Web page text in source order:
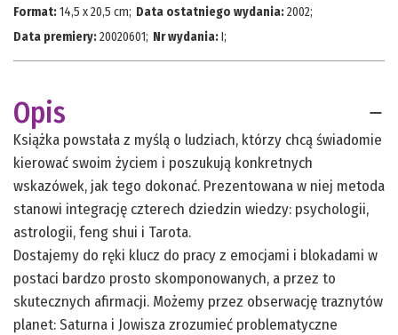
Format:14,5 x 20,5 cm; Data ostatniego wydania:2002;
Data premiery:20020601; Nr wydania:I;
Opis
Książka powstała z myślą o ludziach, którzy chcą świadomie
kierować swoim życiem i poszukują konkretnych
wskazówek, jak tego dokonać. Prezentowana w niej metoda
stanowi integrację czterech dziedzin wiedzy: psychologii,
astrologii, feng shui i Tarota.
Dostajemy do ręki klucz do pracy z emocjami i blokadami w
postaci bardzo prosto skomponowanych, a przez to
skutecznych afirmacji. Możemy przez obserwację traznytów
planet: Saturna i Jowisza zrozumieć problematyczne